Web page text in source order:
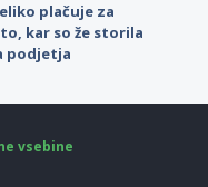
plačuje za
kar so že storila
podjetja
vsebine